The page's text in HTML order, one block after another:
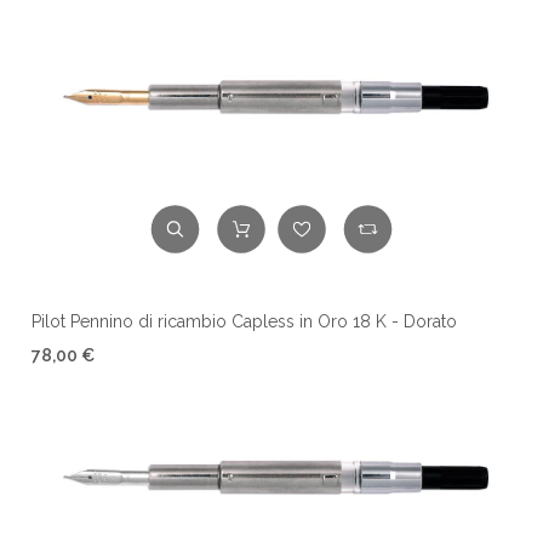
Pilot Pennino di ricambio Capless in Oro 18 K - Dorato
78,00 €